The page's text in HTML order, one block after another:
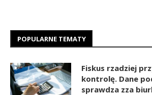
POPULARNE TEMATY
Fiskus rzadziej
kontrolę. Dane
sprawdza zza